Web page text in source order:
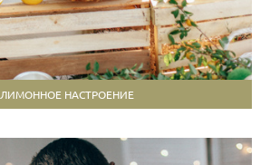
ЛИМОННОЕ НАСТРОЕНИЕ